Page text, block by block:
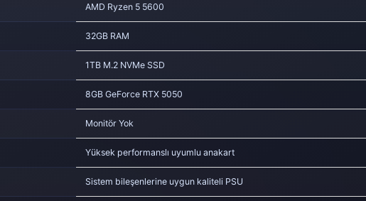
AMD Ryzen 5 5600
32GB RAM
1TB M.2 NVMe SSD
8GB GeForce RTX 5050
Monitör Yok
Yüksek performanslı uyumlu anakart
Sistem bileşenlerine uygun kaliteli PSU